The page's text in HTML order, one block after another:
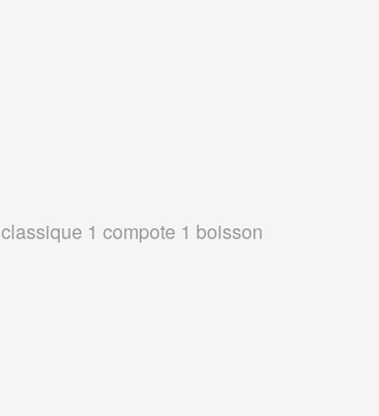
1 compote 1 boisson